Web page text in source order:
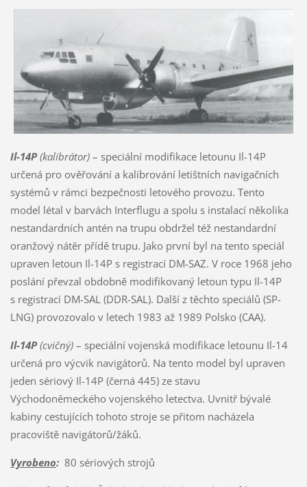
Il-14P (kalibrátor)– speciální modifikace letounu Il-14P
určená pro ověřování a kalibrování letištních navigačních
systémů v rámci bezpečnosti letového provozu. Tento
model létal v barvách Interflugu a spolu s instalací několika
nestandardních antén na trupu obdržel též nestandardní
oranžový nátěr přídě trupu. Jako první byl na tento speciál
upraven letoun Il-14P s registrací DM-SAZ. V roce 1968 jeho
poslání převzal obdobně modifikovaný letoun typu Il-14P
s registrací DM-SAL (DDR-SAL). Další z těchto speciálů (SP-
LNG) provozovalo v letech 1983 až 1989 Polsko (CAA).
Il-14P(cvičný)– speciální vojenská modifikace letounu Il-14
určená pro výcvik navigátorů. Na tento model byl upraven
jeden sériový Il-14P (černá 445) ze stavu
Východoněmeckého vojenského letectva. Uvnitř bývalé
kabiny cestujících tohoto stroje se přitom nacházela
pracoviště navigátorů/žáků.
Vyrobeno:80 sériových strojů